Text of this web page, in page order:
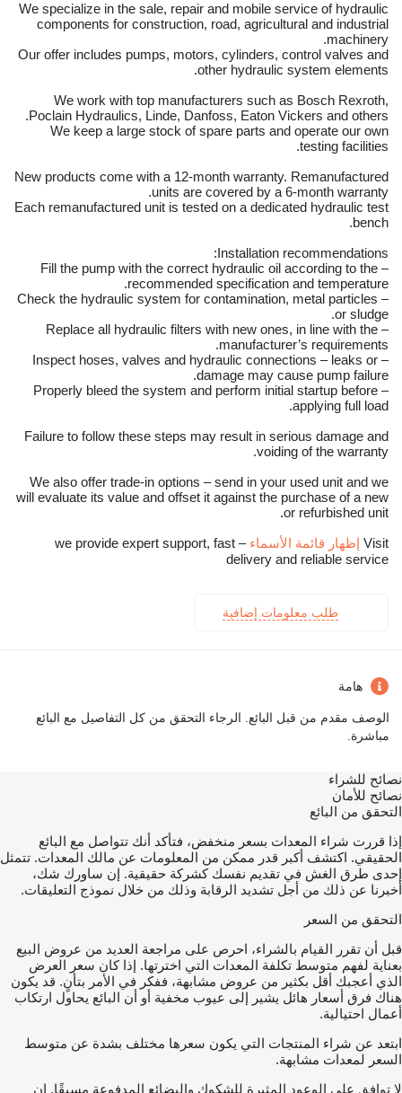
We specialize in the sale, repair and mobile service of hydraulic
components for construction, road, agricultural and industrial
machinery.
Our offer includes pumps, motors, cylinders, control valves and
other hydraulic system elements.
We work with top manufacturers such as Bosch Rexroth,
Poclain Hydraulics, Linde, Danfoss, Eaton Vickers and others.
We keep a large stock of spare parts and operate our own
testing facilities.
New products come with a 12-month warranty. Remanufactured
units are covered by a 6-month warranty.
Each remanufactured unit is tested on a dedicated hydraulic test
bench.
Installation recommendations:
– Fill the pump with the correct hydraulic oil according to the
recommended specification and temperature.
– Check the hydraulic system for contamination, metal particles
or sludge.
– Replace all hydraulic filters with new ones, in line with the
manufacturer’s requirements.
– Inspect hoses, valves and hydraulic connections – leaks or
damage may cause pump failure.
– Properly bleed the system and perform initial startup before
applying full load.
Failure to follow these steps may result in serious damage and
voiding of the warranty.
We also offer trade-in options – send in your used unit and we
will evaluate its value and offset it against the purchase of a new
or refurbished unit.
Visit إظهار قائمة الأسماء
– we provide expert support, fast
delivery and reliable service
طلب معلومات إضافية
هامة
الوصف مقدم من قبل البائع. الرجاء التحقق من كل التفاصيل مع البائع
مباشرة.
نصائح للشراء
نصائح للأمان
التحقق من البائع
إذا قررت شراء المعدات بسعر منخفض، فتأكد أنك تتواصل مع البائع
الحقيقي. اكتشف أكبر قدر ممكن من المعلومات عن مالك المعدات. تتمثل
إحدى طرق الغش في تقديم نفسك كشركة حقيقية. إن ساورك شك،
أخبرنا عن ذلك من أجل تشديد الرقابة وذلك من خلال نموذج التعليقات.
التحقق من السعر
قبل أن تقرر القيام بالشراء، احرص على مراجعة العديد من عروض البيع
بعناية لفهم متوسط تكلفة المعدات التي اخترتها. إذا كان سعر العرض
الذي أعجبك أقل بكثير من عروض مشابهة، ففكر في الأمر بتأنٍ. قد يكون
هناك فرق أسعار هائل يشير إلى عيوب مخفية أو أن البائع يحاول ارتكاب
أعمال احتيالية.
ابتعد عن شراء المنتجات التي يكون سعرها مختلف بشدة عن متوسط
السعر لمعدات مشابهة.
لا توافق على الوعود المثيرة للشكوك والبضائع المدفوعة مسبقًا. إن